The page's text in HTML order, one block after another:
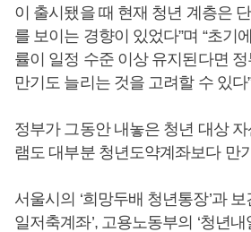
이 출시됐을 때 현재 청년 계층은
를 보이는 경향이 있었다”며 “초기
률이 일정 수준 이상 유지된다면 정
만기도 늘리는 것을 고려할 수 있다
정부가 그동안 내놓은 청년 대상
램도 대부분 청년도약계좌보다 만
서울시의 ‘희망두배 청년통장’과 보
일저축계좌’, 고용노동부의 ‘청년